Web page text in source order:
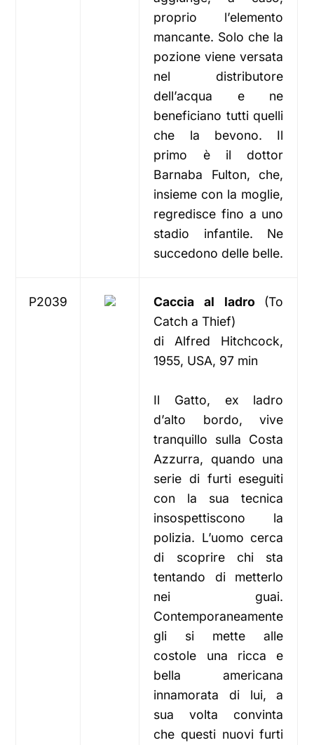
proprio l’elemento
mancante. Solo che la
pozione viene versata
nel distributore
dell’acqua e ne
beneficiano tutti quelli
che la bevono. Il
primo è il dottor
Barnaba Fulton, che,
insieme con la moglie,
regredisce fino a uno
stadio infantile. Ne
succedono delle belle.
P2039 Caccia al ladro (To
Catch a Thief)
di Alfred Hitchcock,
1955, USA, 97 min
Il Gatto, ex ladro
d’alto bordo, vive
tranquillo sulla Costa
Azzurra, quando una
serie di furti eseguiti
con la sua tecnica
insospettiscono la
polizia. L’uomo cerca
di scoprire chi sta
tentando di metterlo
nei guai.
Contemporaneamente
gli si mette alle
costole una ricca e
bella americana
innamorata di lui, a
sua volta convinta
che questi nuovi furti